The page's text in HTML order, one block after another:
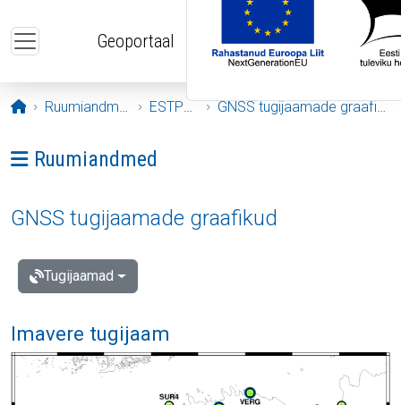
Geoportaal
Avaleht
Ruumiandmed ESTPOS GNSS tugijaamade graafikud
Ava menüü: Ruumiandmed
Ruumiandmed
GNSS tugijaamade graafikud
Tugijaamad
Imavere tugijaam